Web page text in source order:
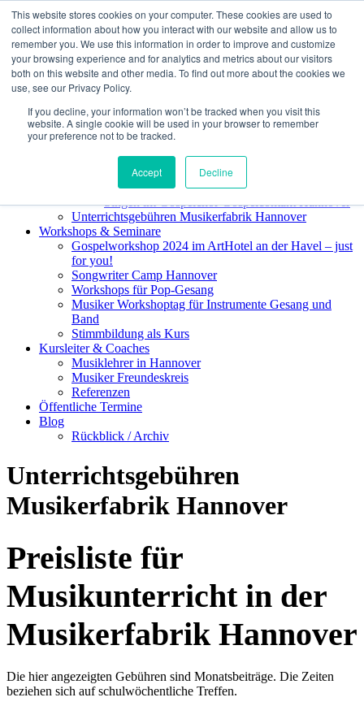
This website stores cookies on your computer. These cookies are used to
collect information about how you interact with our website and allow us to
remember you. We use this information in order to improve and customize
your browsing experience and for analytics and metrics about our visitors
both on this website and other media. To find out more about the cookies we
use, see our Privacy Policy.
If you decline, your information won’t be tracked when you visit this
website. A single cookie will be used in your browser to remember
your preference not to be tracked.
Accept Decline
Zum Inhalt springen
Kontakt
Gesprächstermine, Kontaktformular, Telefonnummern,
Chat
Musikschule
Musikalische Früherziehung in Hannover
Gitarre lernen in Hannover
Singen in Hannover
Singen im PopChor Hannover
Singen im Gospelworkshop
Singen im Gospelchor Gospelcontakt Hannover
Unterrichtsgebühren Musikerfabrik Hannover
Workshops & Seminare
Gospelworkshop 2024 im ArtHotel an der Havel – just
for you!
Songwriter Camp Hannover
Workshops für Pop-Gesang
Musiker Workshoptag für Instrumente Gesang und
Band
Stimmbildung als Kurs
Kursleiter & Coaches
Musiklehrer in Hannover
Musiker Freundeskreis
Referenzen
Öffentliche Termine
Blog
Rückblick / Archiv
Unterrichtsgebühren
Musikerfabrik Hannover
Preisliste für
Musikunterricht in der
Musikerfabrik Hannover
Die hier angezeigten Gebühren sind Monatsbeiträge. Die Zeiten
beziehen sich auf schulwöchentliche Treffen.